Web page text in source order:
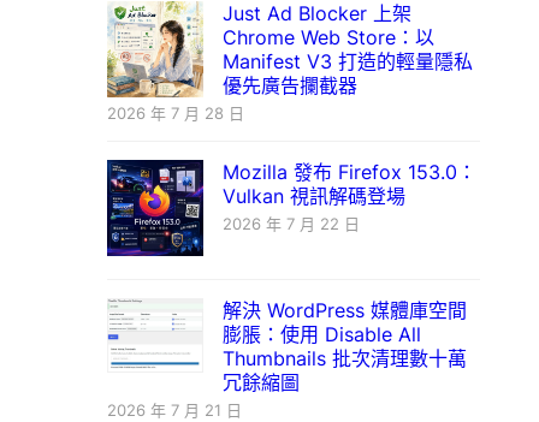
Just Ad Blocker 上架
Chrome Web Store：以
Manifest V3 打造的輕量隱私
優先廣告攔截器
2026 年 7 月 28 日
Mozilla 發布 Firefox 153.0：
Vulkan 視訊解碼登場
2026 年 7 月 22 日
解決 WordPress 媒體庫空間
膨脹：使用 Disable All
Thumbnails 批次清理數十萬
冗餘縮圖
2026 年 7 月 21 日